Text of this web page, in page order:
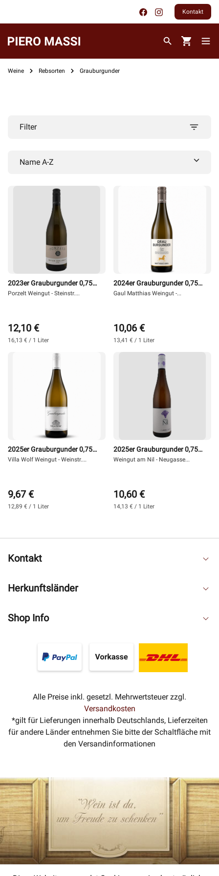
Kontakt
Weine Rebsorten Grauburgunder
Filter
2023er Grauburgunder 0,75 l
- Weingut Porzelt
Porzelt Weingut - Steinstr....
12,10 €
16,13 € / 1 Liter
2024er Grauburgunder 0,75 l
- Gaul
Gaul Matthias Weingut -...
10,06 €
13,41 € / 1 Liter
2025er Grauburgunder 0,75 l
- Villa Wolf
Villa Wolf Weingut - Weinstr....
9,67 €
12,89 € / 1 Liter
2025er Grauburgunder 0,75 l
- Weingut am Nil
Weingut am Nil - Neugasse...
10,60 €
14,13 € / 1 Liter
Kontakt
Herkunftsländer
Shop Info
Alle Preise inkl. gesetzl. Mehrwertsteuer zzgl.
Versandkosten
*gilt für Lieferungen innerhalb Deutschlands, Lieferzeiten
für andere Länder entnehmen Sie bitte der Schaltfläche mit
den Versandinformationen